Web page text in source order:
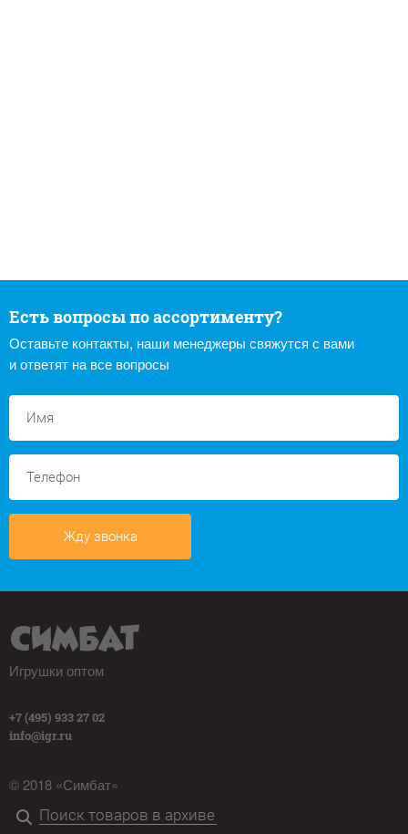
Есть вопросы по ассортименту?
Оставьте контакты, наши менеджеры свяжутся с вами
и ответят на все вопросы
Жду звонка
Игрушки оптом
+7 (495) 933 27 02
info@igr.ru
© 2018 «Симбат»